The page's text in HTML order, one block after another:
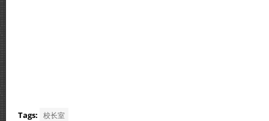
Tags: 校长室